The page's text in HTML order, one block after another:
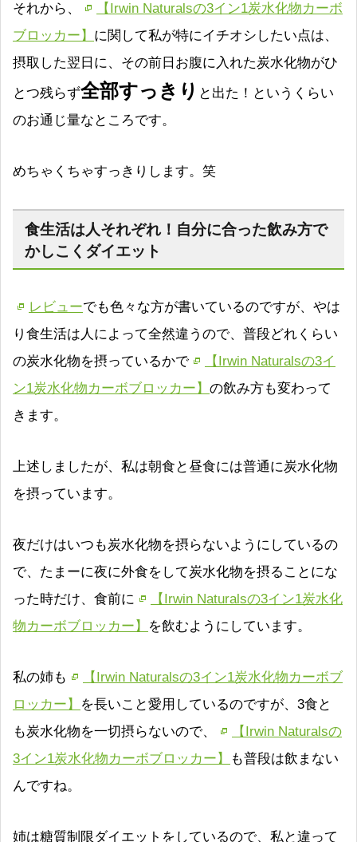
それから、
【Irwin Naturalsの3イン1炭水化物カーボ
ブロッカー】 に関して私が特にイチオシしたい点は、
摂取した翌日に、その前日お腹に入れた炭水化物がひ
とつ残らず全部すっきり と出た！というくらい
のお通じ量なところです。
めちゃくちゃすっきりします。笑
食生活は人それぞれ！自分に合った飲み方で
かしこくダイエット
レビューでも色々な方が書いているのですが、やは
り食生活は人によって全然違うので、普段どれくらい
の炭水化物を摂っているかで
【Irwin Naturalsの3イ
ン1炭水化物カーボブロッカー】 の飲み方も変わって
きます。
上述しましたが、私は朝食と昼食には普通に炭水化物
を摂っています。
夜だけはいつも炭水化物を摂らないようにしているの
で、たまーに夜に外食をして炭水化物を摂ることにな
った時だけ、食前に
【Irwin Naturalsの3イン1炭水化
物カーボブロッカー】
を飲むようにしています。
私の姉も
【Irwin Naturalsの3イン1炭水化物カーボブ
ロッカー】
を長いこと愛用しているのですが、3食と
も炭水化物を一切摂らないので、
【Irwin Naturalsの
3イン1炭水化物カーボブロッカー】
も普段は飲まない
んですね。
姉は糖質制限ダイエットをしているので、私と違って